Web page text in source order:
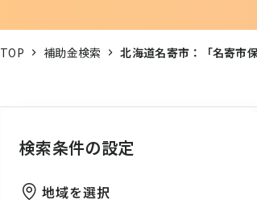
TOP 補助金検索 北海道名寄市：「名寄市
検索条件の設定
地域を選択